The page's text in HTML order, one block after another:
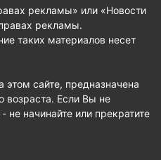
рекламы» или «Новости
рекламы.
таких материалов несет
сайте, предназначена
возраста. Если Вы не
не начинайте или прекратите